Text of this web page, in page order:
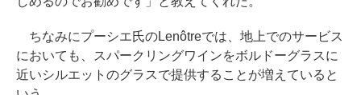
ちなみにプーシエ氏のLenôtreでは、地上でのサービス
においても、スパークリングワインをボルドーグラスに
近いシルエットのグラスで提供することが増えていると